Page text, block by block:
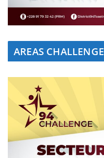
AREAS CHALLENGE